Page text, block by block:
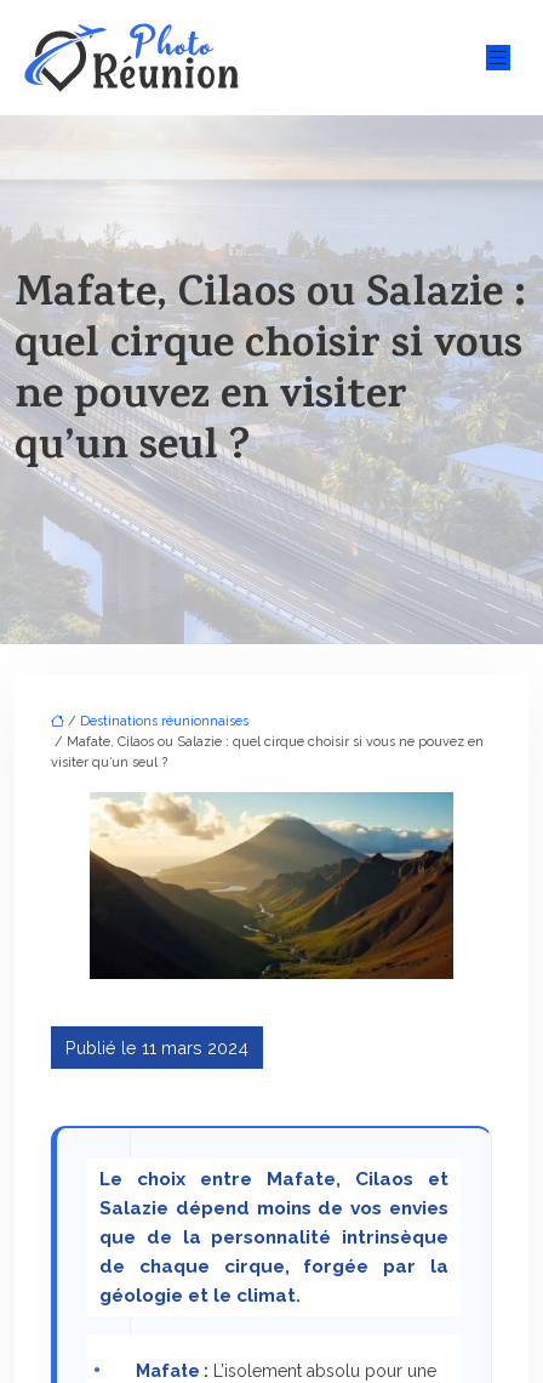
Mafate, Cilaos ou Salazie :
quel cirque choisir si vous
ne pouvez en visiter
qu’un seul ?
/ Destinations réunionnaises
/ Mafate, Cilaos ou Salazie : quel cirque choisir si vous ne pouvez en
visiter qu’un seul ?
Publié le 11 mars 2024
Le choix entre Mafate, Cilaos et
Salazie dépend moins de vos envies
que de la personnalité intrinsèque
de chaque cirque, forgée par la
géologie et le climat.
Mafate : L’isolement absolu pour une